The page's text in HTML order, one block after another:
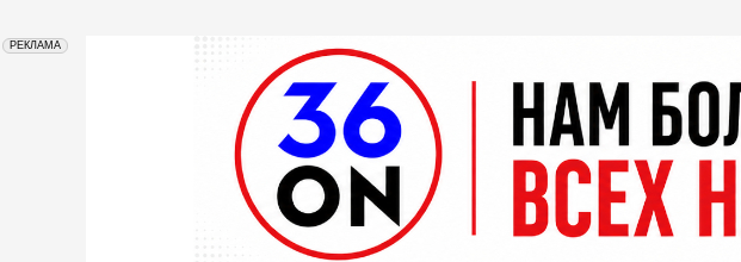
РЕКЛАМА